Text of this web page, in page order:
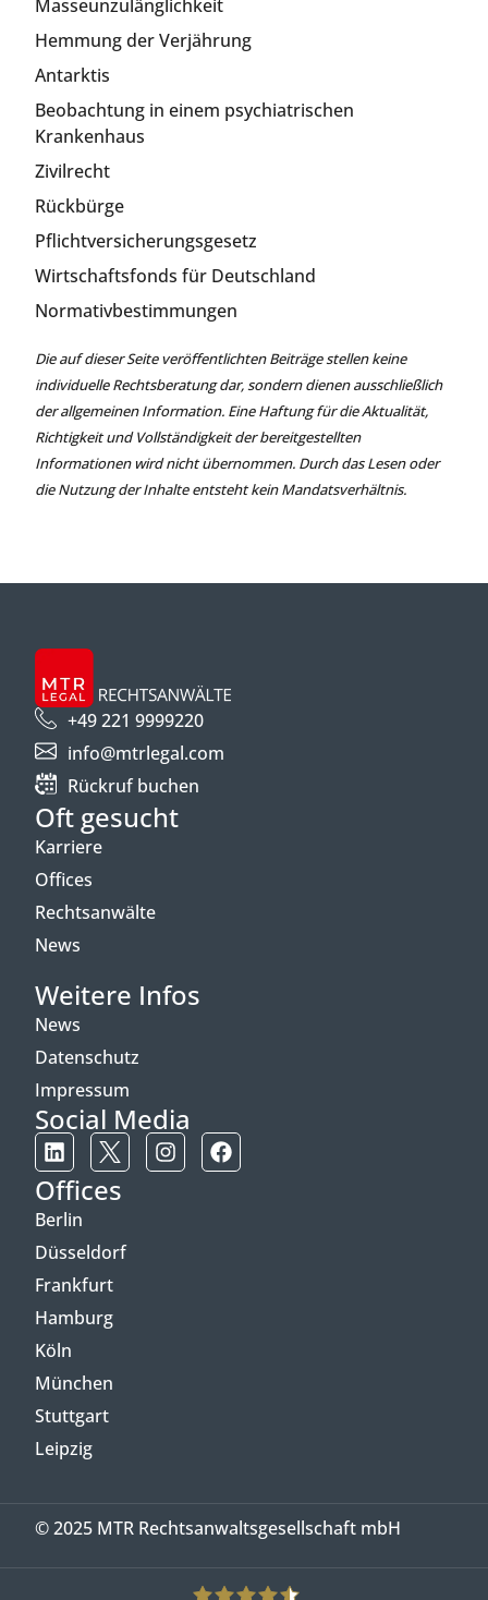
Masseunzulänglichkeit
Hemmung der Verjährung
Antarktis
Beobachtung in einem psychiatrischen
Krankenhaus
Zivilrecht
Rückbürge
Pflichtversicherungsgesetz
Wirtschaftsfonds für Deutschland
Normativbestimmungen
Die auf dieser Seite veröffentlichten Beiträge stellen keine
individuelle Rechtsberatung dar, sondern dienen ausschließlich
der allgemeinen Information. Eine Haftung für die Aktualität,
Richtigkeit und Vollständigkeit der bereitgestellten
Informationen wird nicht übernommen. Durch das Lesen oder
die Nutzung der Inhalte entsteht kein Mandatsverhältnis.
+49 221 9999220
info@mtrlegal.com
Rückruf buchen
Oft gesucht
Karriere
Offices
Rechtsanwälte
News
Weitere Infos
News
Datenschutz
Impressum
Social Media
Offices
Berlin
Düsseldorf
Frankfurt
Hamburg
Köln
München
Stuttgart
Leipzig
© 2025 MTR Rechtsanwaltsgesellschaft mbH